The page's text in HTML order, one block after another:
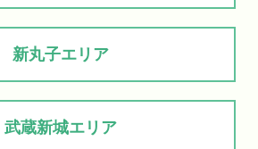
新丸子エリア
武蔵新城エリア